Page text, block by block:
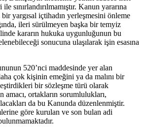
sınırlandırılmamıştır. Kanun yararına
yargısal içtihadın yerleşmesini önleme
ileri sürülmeyen başka bir temyiz
kararın hukuka uygunluğunun bu
sonucuna ulaşılarak işin esasına
520’nci maddesinde yer alan
çok kişinin emeğini ya da malını bir
bir sözleşme türü olarak
amacı, ortakların sorumlulukları,
da bu Kanunda düzenlenmiştir.
göre kurulan ve son bulan adi